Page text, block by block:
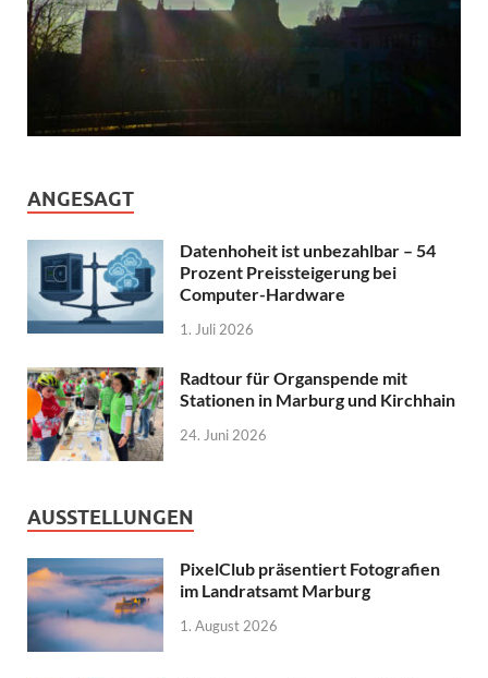
ANGESAGT
Datenhoheit ist unbezahlbar – 54
Prozent Preissteigerung bei
Computer-Hardware
1. Juli 2026
Radtour für Organspende mit
Stationen in Marburg und Kirchhain
24. Juni 2026
AUSSTELLUNGEN
PixelClub präsentiert Fotografien
im Landratsamt Marburg
1. August 2026